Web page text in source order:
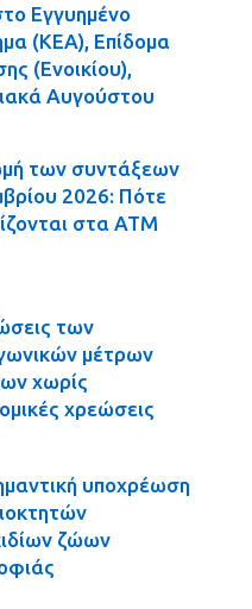
Εγγυημένο
(ΚΕΑ), Επίδομα
(Ενοικίου),
Αυγούστου
των συντάξεων
2026: Πότε
στα ΑΤΜ
των
μέτρων
χωρίς
χρεώσεις
υποχρέωση
ζώων